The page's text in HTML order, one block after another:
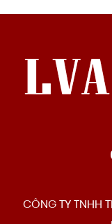
CÔNG TY TNHH